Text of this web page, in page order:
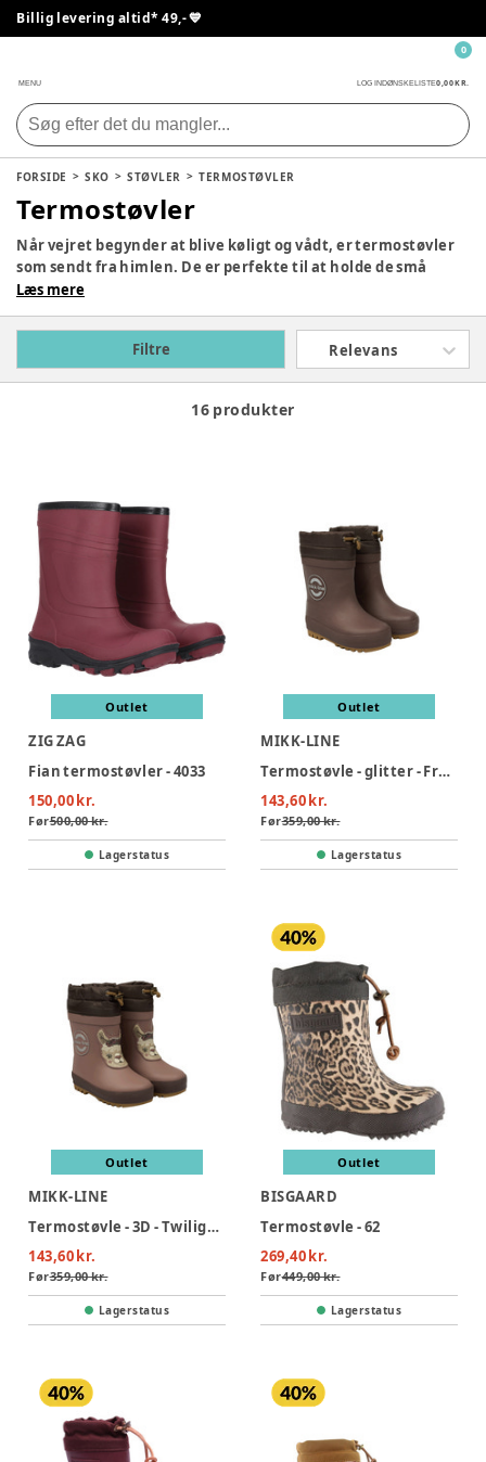
Billig levering altid* 49,- 💙
MENU LOG INDØNSKELISTE0,00 KR.
0
FORSIDE SKO STØVLER TERMOSTØVLER
Termostøvler
Når vejret begynder at blive køligt og vådt, er termostøvler
som sendt fra himlen. De er perfekte til at holde de små
fødder varme, når der leges udenfor. I vores sortiment af
termostøvler, som falde i din smag. Og som selvfølgelig også
vil holde de små fødder varme, når der hoppes i vandpytter.
Læs mere
Filtre Relevans
16 produkter
Outlet
ZIG ZAG
Fian termostøvler - 4033
150,00 kr.
Før500,00 kr.
Lagerstatus
Outlet
MIKK-LINE
Termostøvle - glitter - French roast
143,60 kr.
Før359,00 kr.
Lagerstatus
Outlet
MIKK-LINE
Termostøvle - 3D - Twilight mauve
143,60 kr.
Før359,00 kr.
Lagerstatus
Outlet
BISGAARD
Termostøvle - 62
269,40 kr.
Før449,00 kr.
Lagerstatus